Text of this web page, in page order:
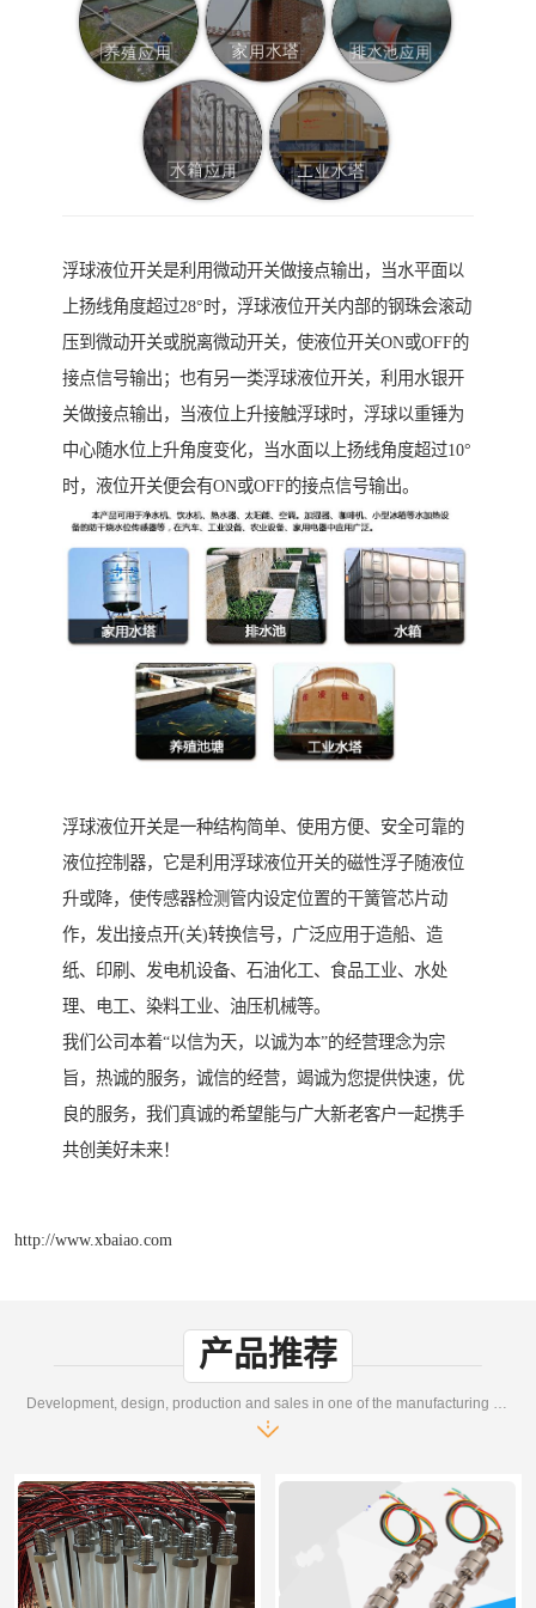
浮球液位开关是利用微动开关做接点输出，当水平面以
上扬线角度超过28°时，浮球液位开关内部的钢珠会滚动
压到微动开关或脱离微动开关，使液位开关ON或OFF的
接点信号输出；也有另一类浮球液位开关，利用水银开
关做接点输出，当液位上升接触浮球时，浮球以重锤为
中心随水位上升角度变化，当水面以上扬线角度超过10°
时，液位开关便会有ON或OFF的接点信号输出。
浮球液位开关是一种结构简单、使用方便、安全可靠的
液位控制器，它是利用浮球液位开关的磁性浮子随液位
升或降，使传感器检测管内设定位置的干簧管芯片动
作，发出接点开(关)转换信号，广泛应用于造船、造
纸、印刷、发电机设备、石油化工、食品工业、水处
理、电工、染料工业、油压机械等。
我们公司本着“以信为天，以诚为本”的经营理念为宗
旨，热诚的服务，诚信的经营，竭诚为您提供快速，优
良的服务，我们真诚的希望能与广大新老客户一起携手
共创美好未来！
http://www.xbaiao.com
产品推荐